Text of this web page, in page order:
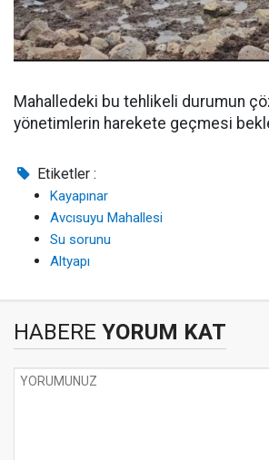
Mahalledeki bu tehlikeli durumun
yönetimlerin harekete geçmesi
Etiketler :
Kayapınar
Avcısuyu Mahallesi
Su sorunu
Altyapı
HABERE YORUM KAT